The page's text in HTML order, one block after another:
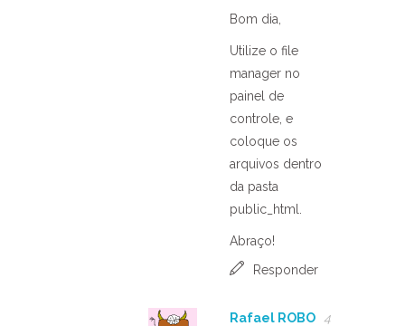
Bom dia,
Utilize o file
manager no
painel de
controle, e
coloque os
arquivos dentro
da pasta
public_html.
Abraço!
Responder
Rafael ROBO
4